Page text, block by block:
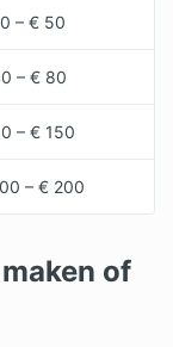
– € 50
– € 80
– € 150
– € 200
of